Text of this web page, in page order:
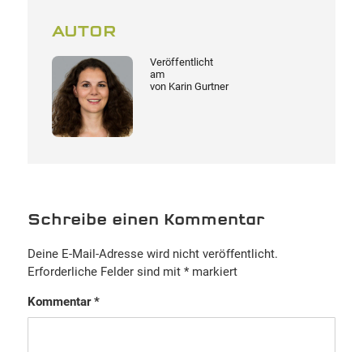
AUTOR
Veröffentlicht
am
von Karin Gurtner
Schreibe einen Kommentar
Deine E-Mail-Adresse wird nicht veröffentlicht.
Erforderliche Felder sind mit *markiert
Kommentar*